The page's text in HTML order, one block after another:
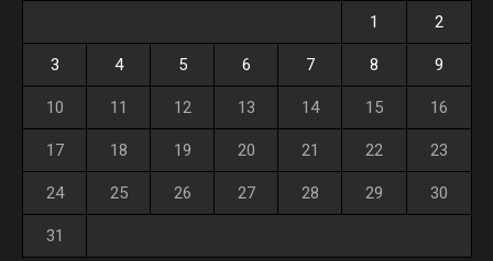
1 2
3 4 5 6 7 8 9
10 11 12 13 14 15 16
17 18 19 20 21 22 23
24 25 26 27 28 29 30
31